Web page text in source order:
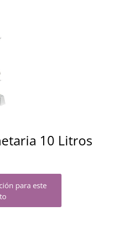
10 Litros
para este